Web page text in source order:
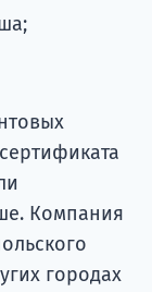
Компания
городах